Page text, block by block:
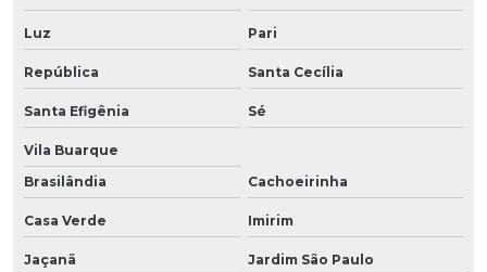
Luz Pari
República Santa Cecília
Santa Efigênia Sé
Vila Buarque
Brasilândia
Cachoeirinha
Casa Verde Imirim
Jaçanã Jardim São Paulo